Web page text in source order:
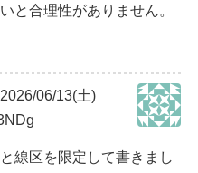
と合理性がありません。
06/13(土)
線区を限定して書きまし